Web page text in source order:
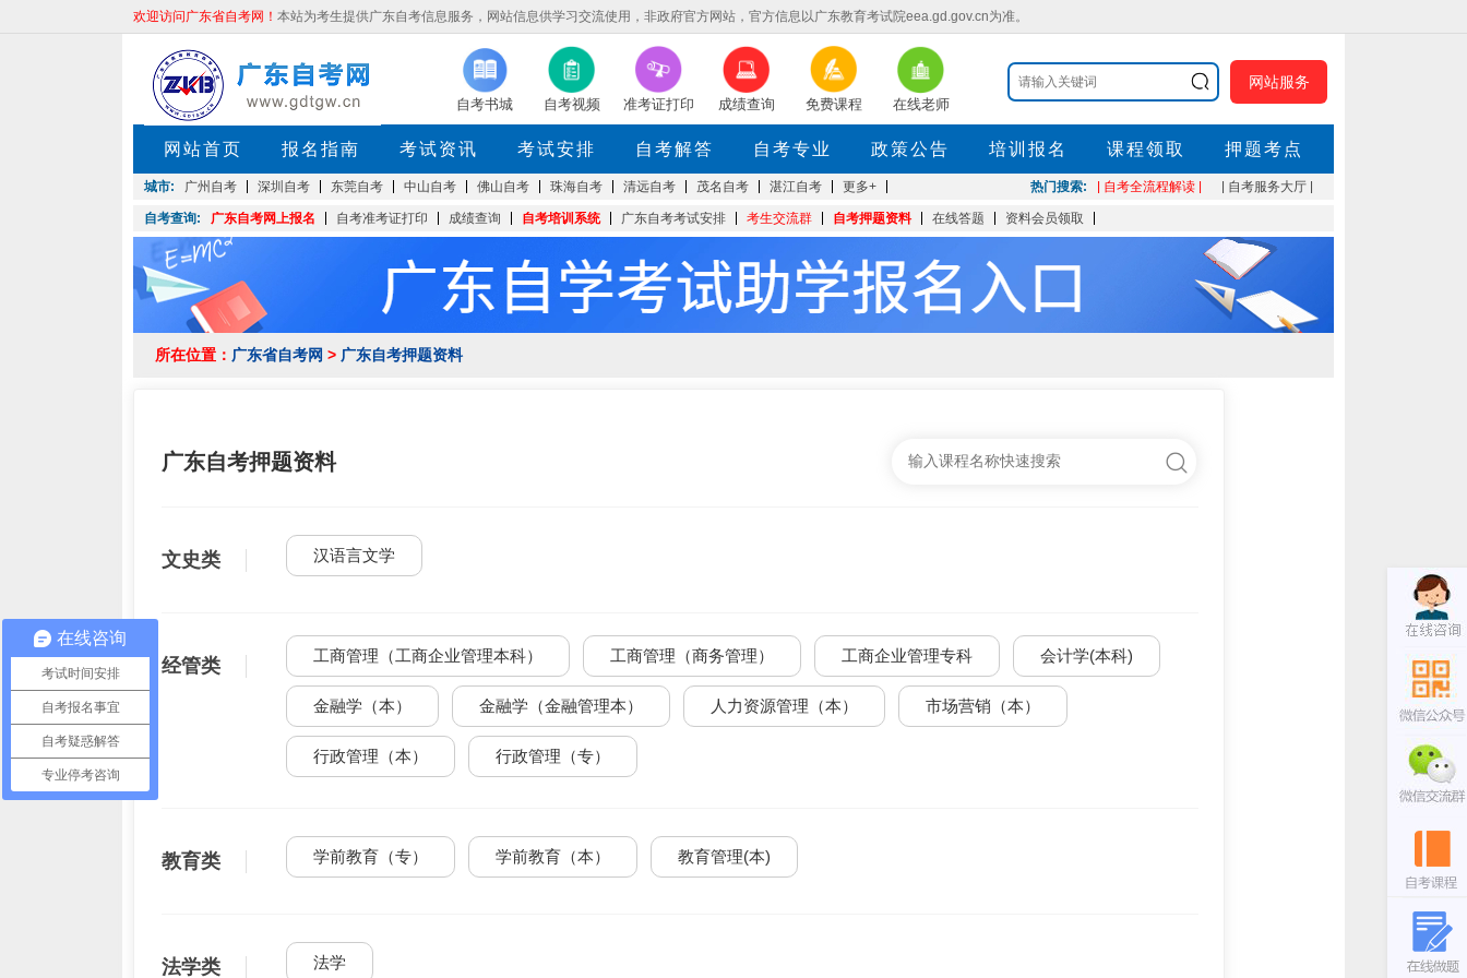
欢迎访问广东省自考网！ 本站为考生提供广东自考信息服务，网站信息供学习交流使用，非政府官方网站，官方信息以广东教育考试院eea.gd.gov.cn为准。
自考书城 自考视频 准考证打印 成绩查询 免费课程 在线老师
网站服务
网站首页 报名指南 考试资讯 考试安排 自考解答 自考专业 政策公告 培训报名 课程领取 押题考点
城市: 广州自考 深圳自考 东莞自考 中山自考 佛山自考 珠海自考 清远自考 茂名自考 湛江自考 更多+ 热门搜索: | 自考全流程解读 | | 自考服务大厅 |
自考查询: 广东自考网上报名 自考准考证打印 成绩查询 自考培训系统 广东自考考试安排 考生交流群 自考押题资料 在线答题 资料会员领取
所在位置： 广东省自考网 > 广东自考押题资料
广东自考押题资料
文史类 汉语言文学
经管类 工商管理（工商企业管理本科） 工商管理（商务管理） 工商企业管理专科 会计学(本科)
金融学（本） 金融学（金融管理本） 人力资源管理（本） 市场营销（本）
行政管理（本） 行政管理（专）
教育类 学前教育（专） 学前教育（本） 教育管理(本)
法学类 法学
在线咨询
考试时间安排
自考报名事宜
自考疑惑解答
专业停考咨询